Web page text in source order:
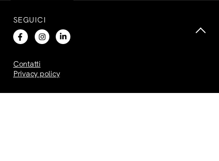
SEGUICI
Contatti
Privacy policy